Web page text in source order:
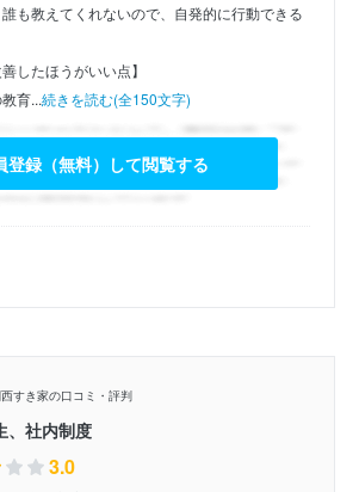
も教えてくれないので、自発的に行動できる
したほうがいい点】
育...続きを読む(全150文字)
登録（無料）して閲覧する
すき家の口コミ・評判
、社内制度
3.0